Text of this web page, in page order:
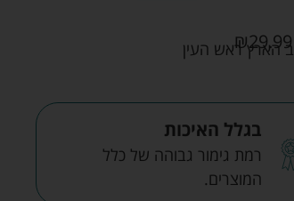
₪29.99
בגלל האיכות
רמת גימור גבוהה של כלל
המוצרים.